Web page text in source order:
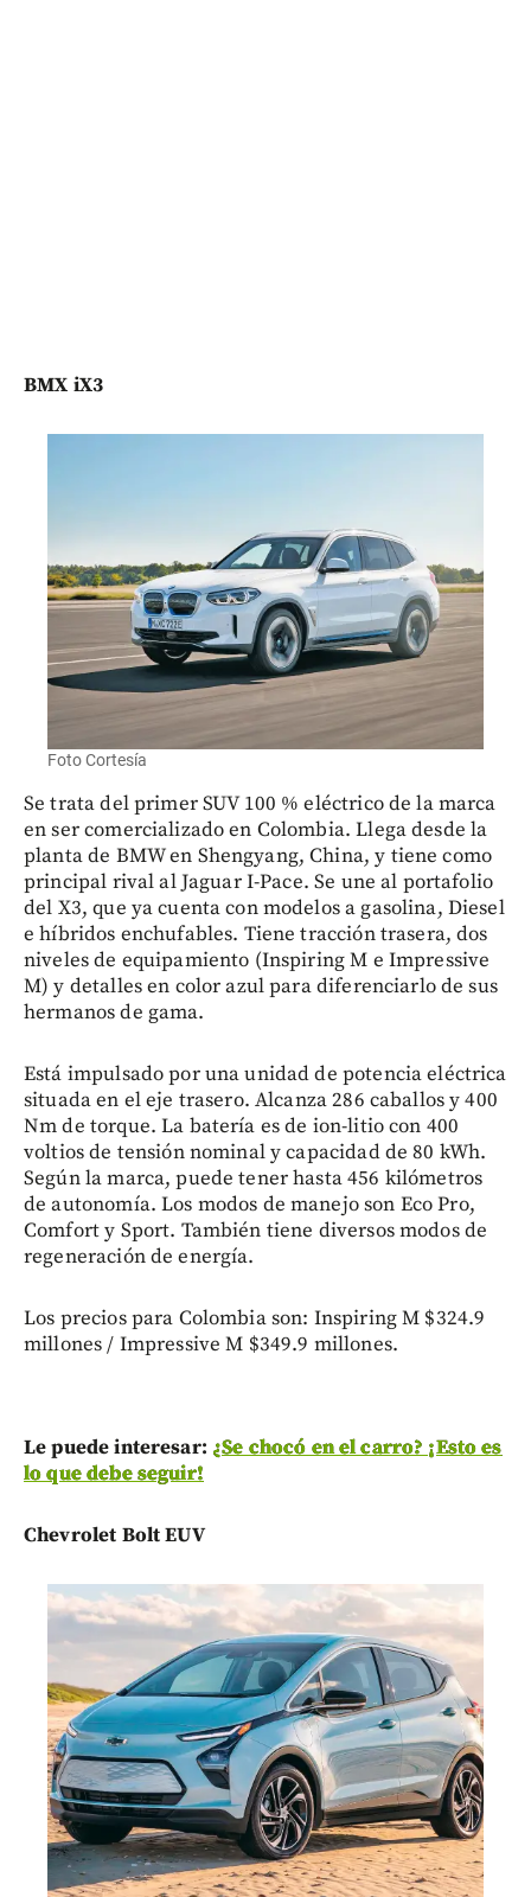
BMX iX3
Foto Cortesía
Se trata del primer SUV 100 % eléctrico de la marca
en ser comercializado en Colombia. Llega desde la
planta de BMW en Shengyang, China, y tiene como
principal rival al Jaguar I-Pace. Se une al portafolio
del X3, que ya cuenta con modelos a gasolina, Diesel
e híbridos enchufables. Tiene tracción trasera, dos
niveles de equipamiento (Inspiring M e Impressive
M) y detalles en color azul para diferenciarlo de sus
hermanos de gama.
Está impulsado por una unidad de potencia eléctrica
situada en el eje trasero. Alcanza 286 caballos y 400
Nm de torque. La batería es de ion-litio con 400
voltios de tensión nominal y capacidad de 80 kWh.
Según la marca, puede tener hasta 456 kilómetros
de autonomía. Los modos de manejo son Eco Pro,
Comfort y Sport. También tiene diversos modos de
regeneración de energía.
Los precios para Colombia son: Inspiring M $324.9
millones / Impressive M $349.9 millones.
Le puede interesar: ¿Se chocó en el carro? ¡Esto es
lo que debe seguir!
Chevrolet Bolt EUV